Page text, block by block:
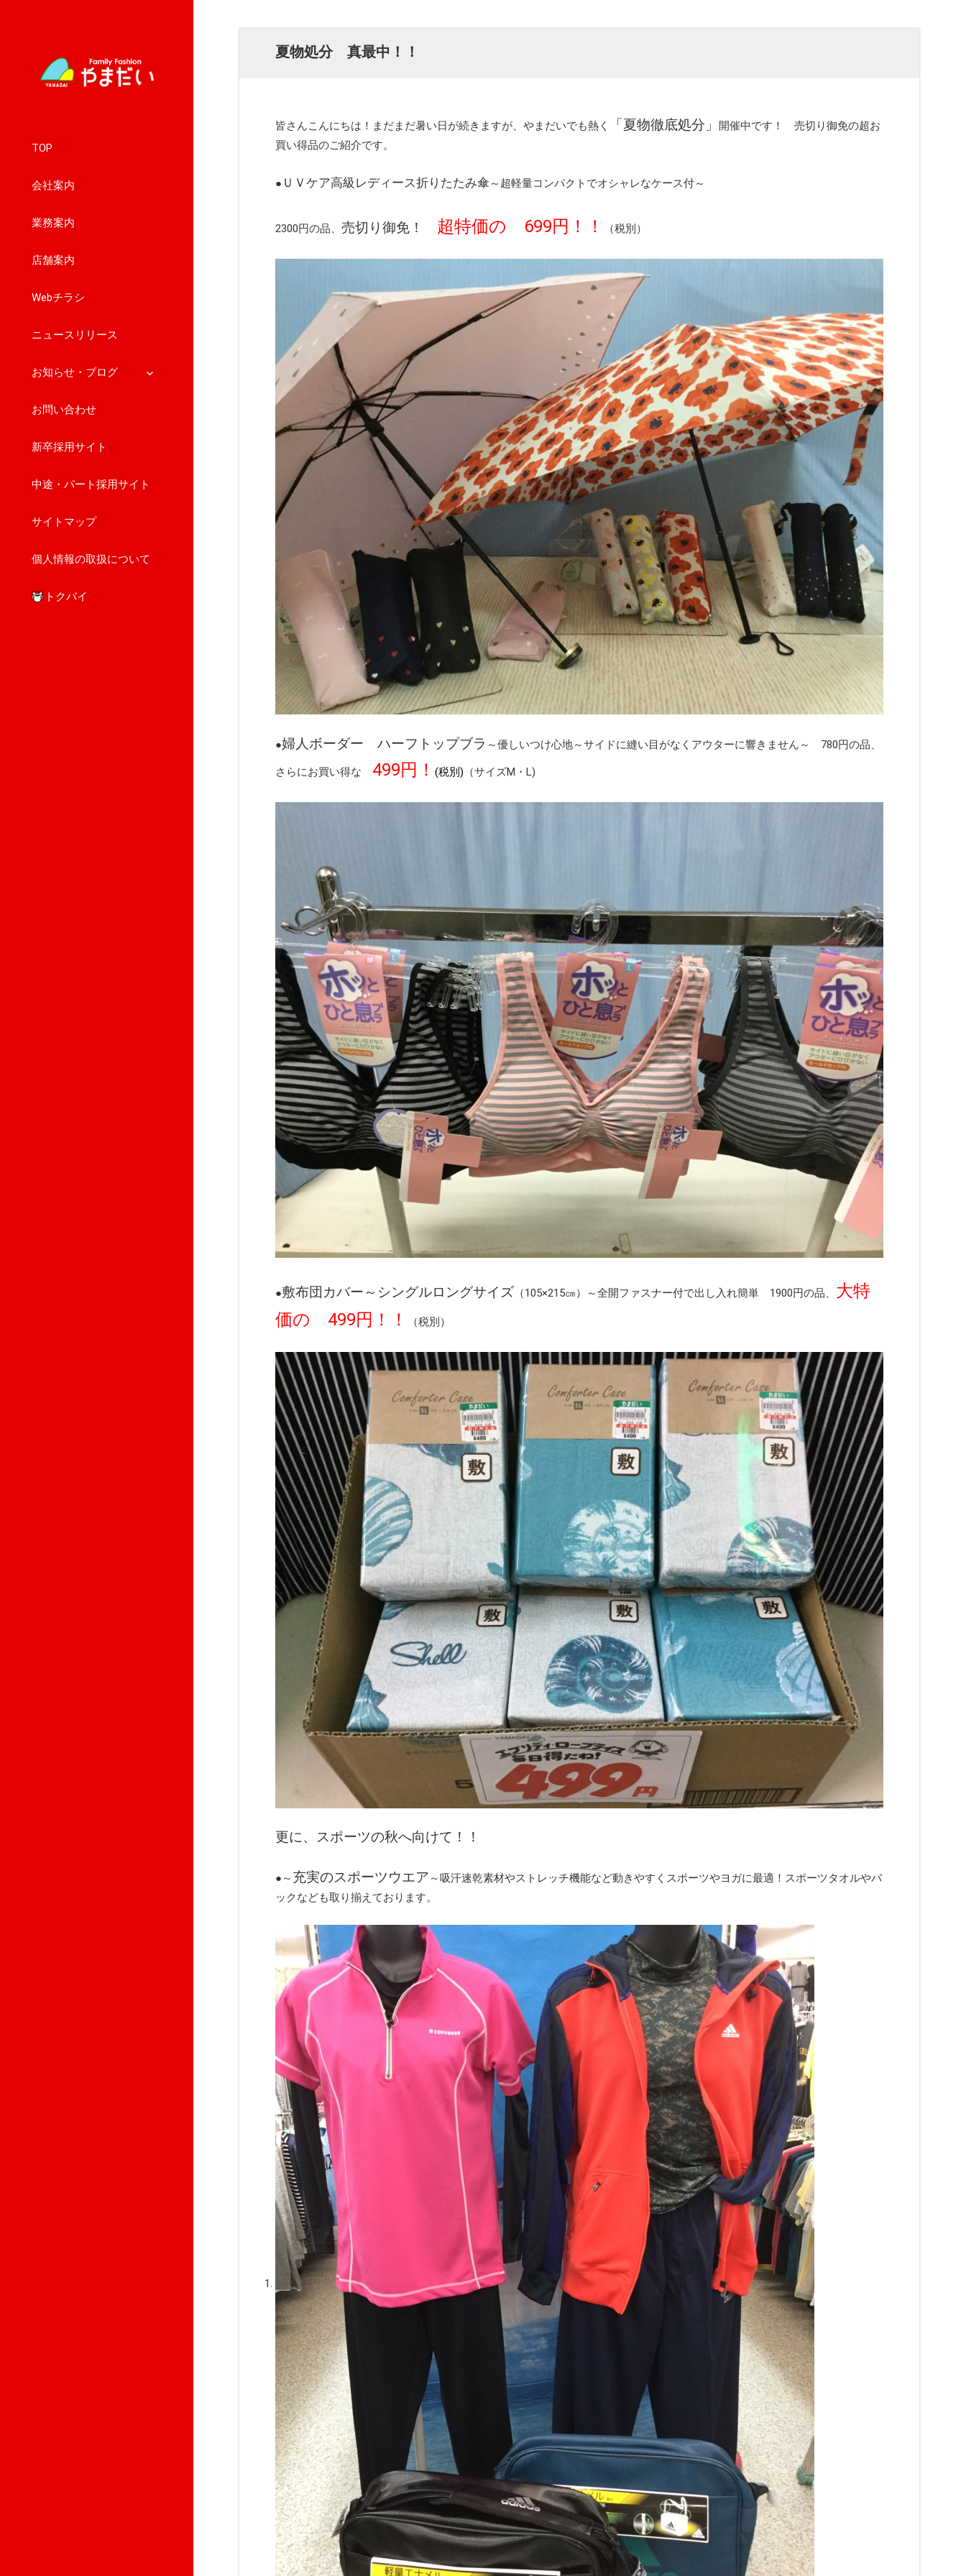
TOP
会社案内
業務案内
店舗案内
Webチラシ
ニュースリリース
お知らせ・ブログ
サ
展
お問い合わせ
新卒採用サイト
中途・パート採用サイト
サイトマップ
個人情報の取扱について
トクバイ
夏物処分 真最中！！
皆さんこんにちは！まだまだ暑い日が続きますが、やまだいでも熱く 「夏物徹底処分」
開催中です！ 売切り御免の超お
買い得品のご紹介です。
● ＵＶケア高級レディース折りたたみ傘～超軽量コンパクトでオシャレなケース付～
2300円の品、売切り御免！ 超特価の 699円！！ （税別）
●婦人ボーダー ハーフトップブラ ～優しいつけ心地～サイドに縫い目がなくアウターに響きません～ 780円の品、
さらにお買い得な 499円！(税別) （サイズM・L)
●敷布団カバー～シングルロングサイズ （105×215㎝）～全開ファスナー付で出し入れ簡単 1900円の品、 大特
価の 499円！！
（税別）
更に、スポーツの秋へ向けて！！
●～ 充実のスポーツウエア ～吸汗速乾素材やストレッチ機能など動きやすくスポーツやヨガに最適！スポーツタオルやバ
ックなども取り揃えております。